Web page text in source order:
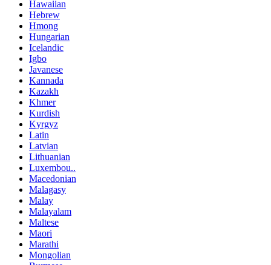
Hawaiian
Hebrew
Hmong
Hungarian
Icelandic
Igbo
Javanese
Kannada
Kazakh
Khmer
Kurdish
Kyrgyz
Latin
Latvian
Lithuanian
Luxembou..
Macedonian
Malagasy
Malay
Malayalam
Maltese
Maori
Marathi
Mongolian